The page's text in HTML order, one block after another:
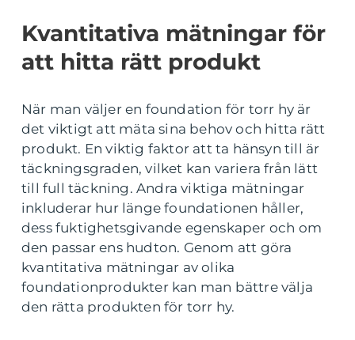
Kvantitativa mätningar för
att hitta rätt produkt
När man väljer en foundation för torr hy är
det viktigt att mäta sina behov och hitta rätt
produkt. En viktig faktor att ta hänsyn till är
täckningsgraden, vilket kan variera från lätt
till full täckning. Andra viktiga mätningar
inkluderar hur länge foundationen håller,
dess fuktighetsgivande egenskaper och om
den passar ens hudton. Genom att göra
kvantitativa mätningar av olika
foundationprodukter kan man bättre välja
den rätta produkten för torr hy.